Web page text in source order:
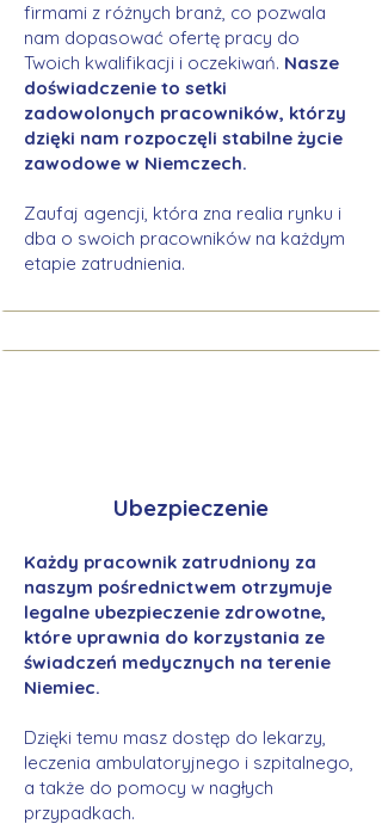
firmami z różnych branż, co pozwala
nam dopasować ofertę pracy do
Twoich kwalifikacji i oczekiwań. Nasze
doświadczenie to setki
zadowolonych pracowników, którzy
dzięki nam rozpoczęli stabilne życie
zawodowe w Niemczech.
Zaufaj agencji, która zna realia rynku i
dba o swoich pracowników na każdym
etapie zatrudnienia.
Ubezpieczenie
Każdy pracownik zatrudniony za
naszym pośrednictwem otrzymuje
legalne ubezpieczenie zdrowotne,
które uprawnia do korzystania ze
świadczeń medycznych na terenie
Niemiec.
Dzięki temu masz dostęp do lekarzy,
leczenia ambulatoryjnego i szpitalnego,
a także do pomocy w nagłych
przypadkach.